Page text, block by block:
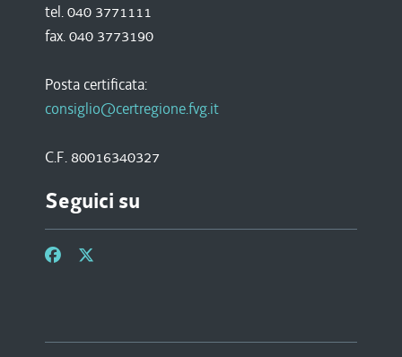
tel. 040 3771111
fax. 040 3773190
Posta certificata:
consiglio@certregione.fvg.it
C.F. 80016340327
Seguici su